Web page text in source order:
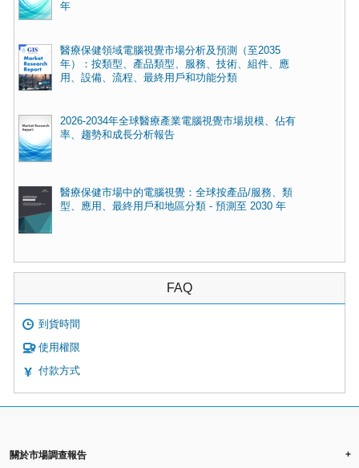
年
醫療保健領域電腦視覺市場分析及預測（至2035
年）：按類型、產品類型、服務、技術、組件、應
用、設備、流程、最終用戶和功能分類
2026-2034年全球醫療產業電腦視覺市場規模、佔有
率、趨勢和成長分析報告
醫療保健市場中的電腦視覺：全球按產品/服務、類
型、應用、最終用戶和地區分類 - 預測至 2030 年
FAQ
到貨時間
使用權限
付款方式
關於市場調查報告 +